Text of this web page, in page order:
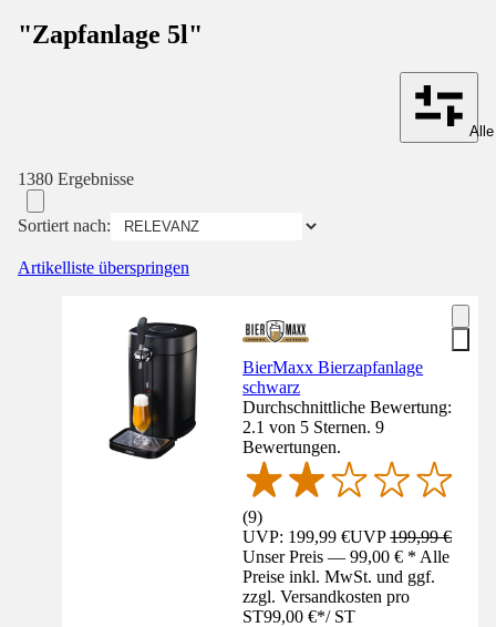
"Zapfanlage 5l"
1380 Ergebnisse
Sortiert nach:
Artikelliste überspringen
BierMaxx Bierzapfanlage
schwarz
Durchschnittliche Bewertung:
2.1 von 5 Sternen. 9
Bewertungen.
(9)
UVP: 199,99 €UVP199,99 €
Unser Preis — 99,00 € * Alle
Preise inkl. MwSt. und ggf.
zzgl. Versandkosten pro
ST99,00 €*/ ST